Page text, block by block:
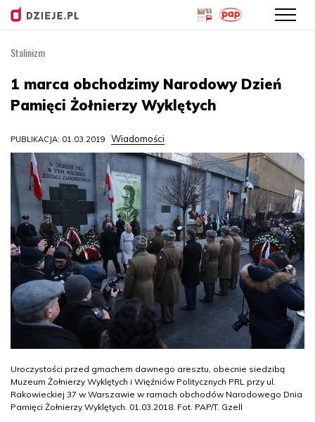
treści
Stalinizm
1 marca obchodzimy Narodowy Dzień
Pamięci Żołnierzy Wyklętych
PUBLIKACJA: 01.03.2019 Wiadomości
Uroczystości przed gmachem dawnego aresztu, obecnie siedzibą
Muzeum Żołnierzy Wyklętych i Więźniów Politycznych PRL przy ul.
Rakowieckiej 37 w Warszawie w ramach obchodów Narodowego Dnia
Pamięci Żołnierzy Wyklętych. 01.03.2018. Fot. PAP/T. Gzell